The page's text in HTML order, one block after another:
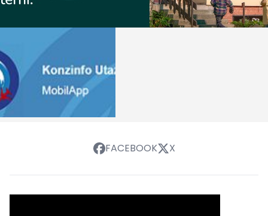
FACEBOOK X